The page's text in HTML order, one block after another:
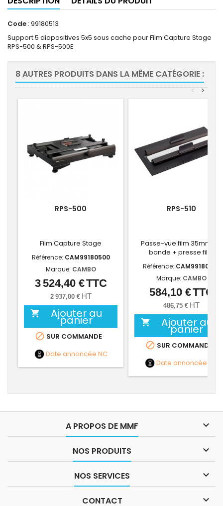
Code : 99180513
Support 5 diapositives 5x5 sous cache pour Film Capture Stage
RPS-500 & RPS-500E
8 AUTRES PRODUITS DANS LA MÊME CATÉGORIE :
>
<
RPS-500
Film Capture Stage
Référence: CAM99180500
Marque: CAMBO
Prix
3 524,40 €TTC
2 937,00 € HT
 Ajouter au
panier
 SUR COMMANDE
Date annoncée NC
RPS-510
Passe-vue film 35mm en
bande + presse film
Référence: CAM99180510
Marque: CAMBO
Prix
584,10 €TTC
486,75 € HT
 Ajouter au
panier
 SUR COMMANDE
Date annoncée
A PROPOS DE MMF 
NOS PRODUITS 
NOS SERVICES 
CONTACT 